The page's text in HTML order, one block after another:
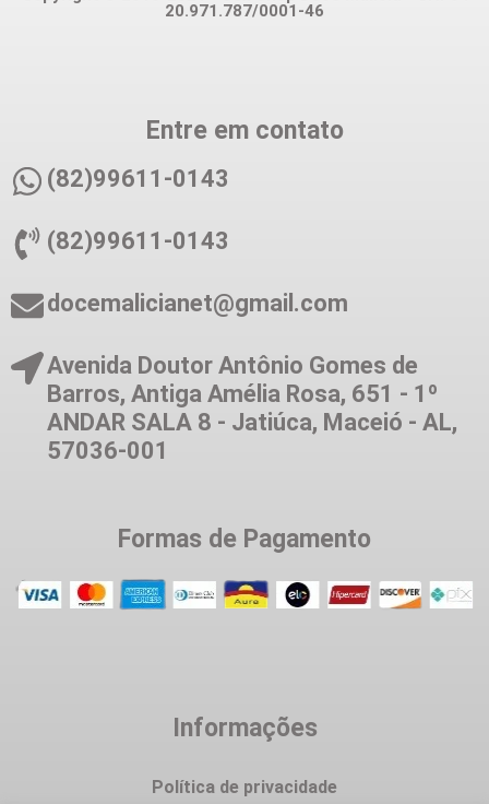
20.971.787/0001-46
Entre em contato
(82)99611-0143
(82)99611-0143
docemalicianet@gmail.com
Avenida Doutor Antônio Gomes de
Barros, Antiga Amélia Rosa, 651 - 1º
ANDAR SALA 8 - Jatiúca, Maceió - AL,
57036-001
Formas de Pagamento
Informações
Política de privacidade